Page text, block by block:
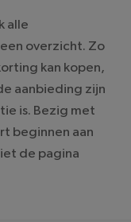
alle
overzicht. Zo
kan kopen,
aanbieding zijn
is. Bezig met
beginnen aan
de pagina